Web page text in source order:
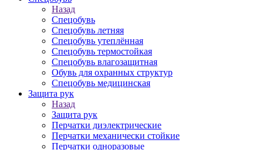
Назад
Спецобувь
Спецобувь летняя
Спецобувь утеплённая
Спецобувь термостойкая
Спецобувь влагозащитная
Обувь для охранных структур
Спецобувь медицинская
Защита рук
Назад
Защита рук
Перчатки диэлектрические
Перчатки механически стойкие
Перчатки одноразовые